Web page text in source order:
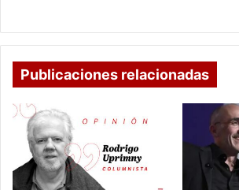
Publicaciones relacionadas